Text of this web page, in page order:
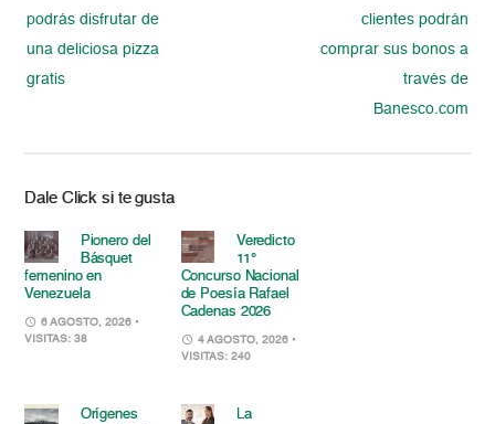
podrás disfrutar de
una deliciosa pizza
gratis
clientes podrán
comprar sus bonos a
través de
Banesco.com
Dale Click si te gusta
Pionero del
Básquet
femenino en
Venezuela
6 AGOSTO, 2026 •
VISITAS: 38
Veredicto
11°
Concurso Nacional
de Poesía Rafael
Cadenas 2026
4 AGOSTO, 2026 •
VISITAS: 240
Orígenes
La